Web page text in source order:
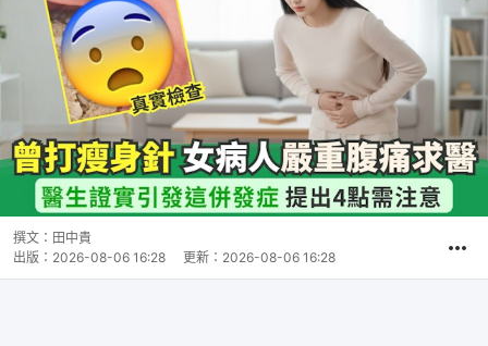
撰文： 田中貴
出版： 2026-08-06 16:28 更新： 2026-08-06 16:28